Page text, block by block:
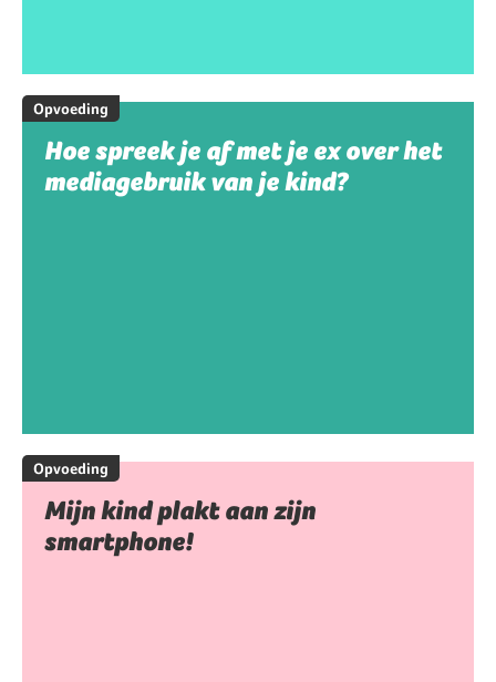
Opvoeding
Hoe spreek je af met je ex over het
mediagebruik van je kind?
Opvoeding
Mijn kind plakt aan zijn
smartphone!